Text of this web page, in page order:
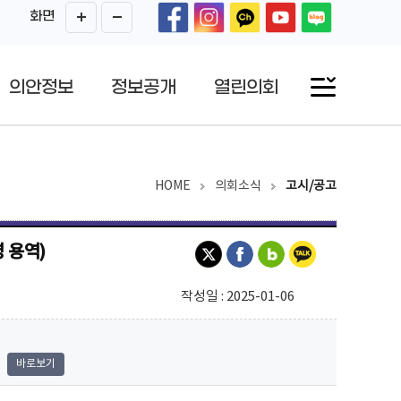
화면
의안정보 정보공개 열린의회
HOME 의회소식 고시/공고
용역)
작성일 : 2025-01-06
바로보기